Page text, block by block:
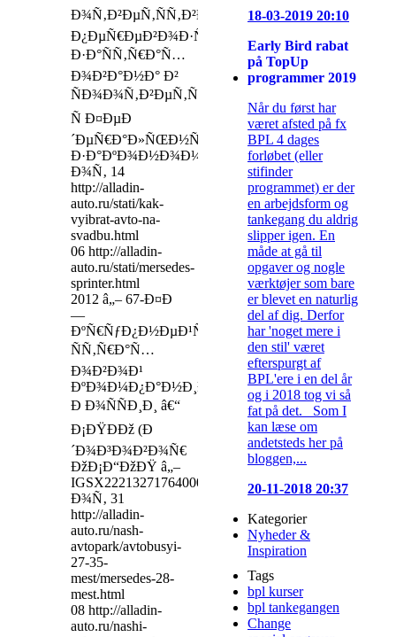
Ð¾Ñ‚Ð²ÐµÑ‚ÑÑ‚Ð²ÐµÐ½Ð½Ð¾ÑÑ‚ÑŒ
Ð¿ÐµÑ€ÐµÐ²Ð¾Ð·Ñ‡Ð¸ÐºÐ°
Ð·Ð°ÑÑ‚Ñ€Ð°Ñ…
Ð¾Ð²Ð°Ð½Ð° Ð²
ÑÐ¾Ð¾Ñ‚Ð²ÐµÑ‚ÑÑ‚Ð²Ð¸Ð¸
Ñ Ð¤ÐµÐ
´ÐµÑ€Ð°Ð»ÑŒÐ½Ñ‹Ð¼
Ð·Ð°ÐºÐ¾Ð½Ð¾Ð¼
Ð¾Ñ‚ 14
http://alladin-
auto.ru/stati/kak-
vyibrat-avto-na-
svadbu.html
06 http://alladin-
auto.ru/stati/mersedes-
sprinter.html
2012 â„– 67-Ð¤Ð
—
ÐºÑ€ÑƒÐ¿Ð½ÐµÐ¹ÑˆÐµÐ¹
ÑÑ‚Ñ€Ð°Ñ…
Ð¾Ð²Ð¾Ð¹
ÐºÐ¾Ð¼Ð¿Ð°Ð½Ð¸ÐµÐ¹
Ð Ð¾ÑÑÐ¸Ð¸ â€“
Ð¡ÐŸÐÐž (Ð
´Ð¾Ð³Ð¾Ð²Ð¾Ñ€
ÐžÐ¡Ð“ÐžÐŸ â„–
IGSX22213271764000
Ð¾Ñ‚ 31
http://alladin-
auto.ru/nash-
avtopark/avtobusyi-
27-35-
mest/mersedes-28-
mest.html
08 http://alladin-
auto.ru/nashi-
18-03-2019 20:10
Early Bird rabat
på TopUp
programmer 2019
Når du først har
været afsted på fx
BPL 4 dages
forløbet (eller
stifinder
programmet) er der
en arbejdsform og
tankegang du aldrig
slipper igen. En
måde at gå til
opgaver og nogle
værktøjer som bare
er blevet en naturlig
del af dig. Derfor
har 'noget mere i
den stil' været
efterspurgt af
BPL'ere i en del år
og i 2018 tog vi så
fat på det. Som I
kan læse om
andetsteds her på
bloggen,...
20-11-2018 20:37
Kategorier
Nyheder &
Inspiration
Tags
bpl kurser
bpl tankegangen
Change